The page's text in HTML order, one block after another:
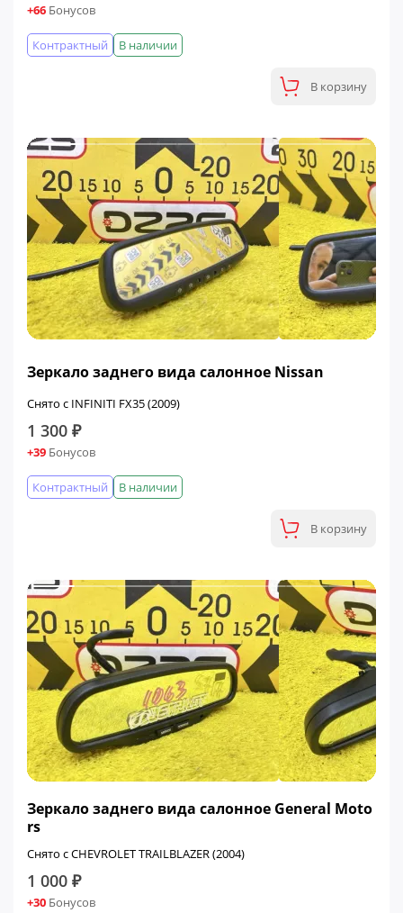
+66 Бонусов
В наличии
Контрактный
В корзину
Зеркало заднего вида салонное Nissan
Снято с INFINITI FX35 (2009)
1 300 ₽
+39 Бонусов
В наличии
Контрактный
В корзину
Зеркало заднего вида салонное General Moto
rs
Снято с CHEVROLET TRAILBLAZER (2004)
1 000 ₽
+30 Бонусов